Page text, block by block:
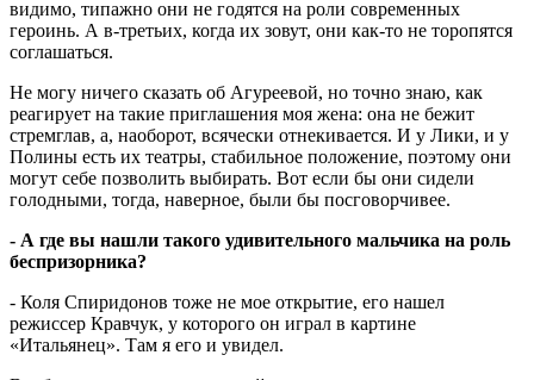
видимо, типажно они не годятся на роли современных
героинь. А в-третьих, когда их зовут, они как-то не торопятся
соглашаться.
Не могу ничего сказать об Агуреевой, но точно знаю, как
реагирует на такие приглашения моя жена: она не бежит
стремглав, а, наоборот, всячески отнекивается. И у Лики, и у
Полины есть их театры, стабильное положение, поэтому они
могут себе позволить выбирать. Вот если бы они сидели
голодными, тогда, наверное, были бы посговорчивее.
- А где вы нашли такого удивительного мальчика на роль
беспризорника?
- Коля Спиридонов тоже не мое открытие, его нашел
режиссер Кравчук, у которого он играл в картине
«Итальянец». Там я его и увидел.